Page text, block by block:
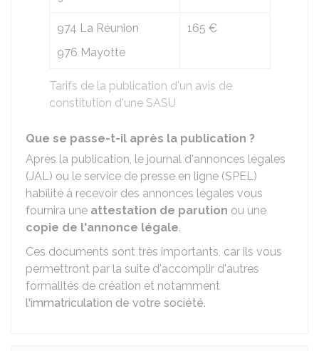
Tarifs de la publication d'un avis de
constitution d'une SASU
974 La Réunion
976 Mayotte
165 €
Que se passe-t-il après la publication ?
Après la publication, le journal d'annonces légales
(JAL) ou le service de presse en ligne (SPEL)
habilité à recevoir des annonces légales vous
fournira une attestation de parution ou une
copie de l'annonce légale.
Ces documents sont très importants, car ils vous
permettront par la suite d'accomplir d'autres
formalités de création et notamment
l'immatriculation de votre société.